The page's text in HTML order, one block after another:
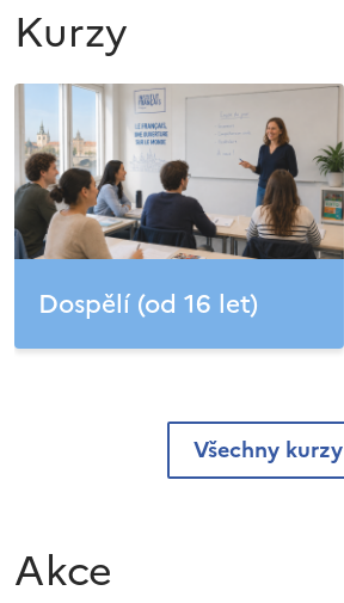
Kurzy
Dospělí (od 16 let)
Všechny kurzy
Akce